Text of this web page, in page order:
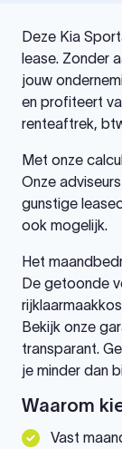
Deze Kia
lease. Zonder
jouw
en profiteert
renteaftrek,
Met onze
Onze
gunstige
ook mogelijk.
Het
De getoonde
Bekijk onze
transparant.
je minder dan
Waarom
Vast